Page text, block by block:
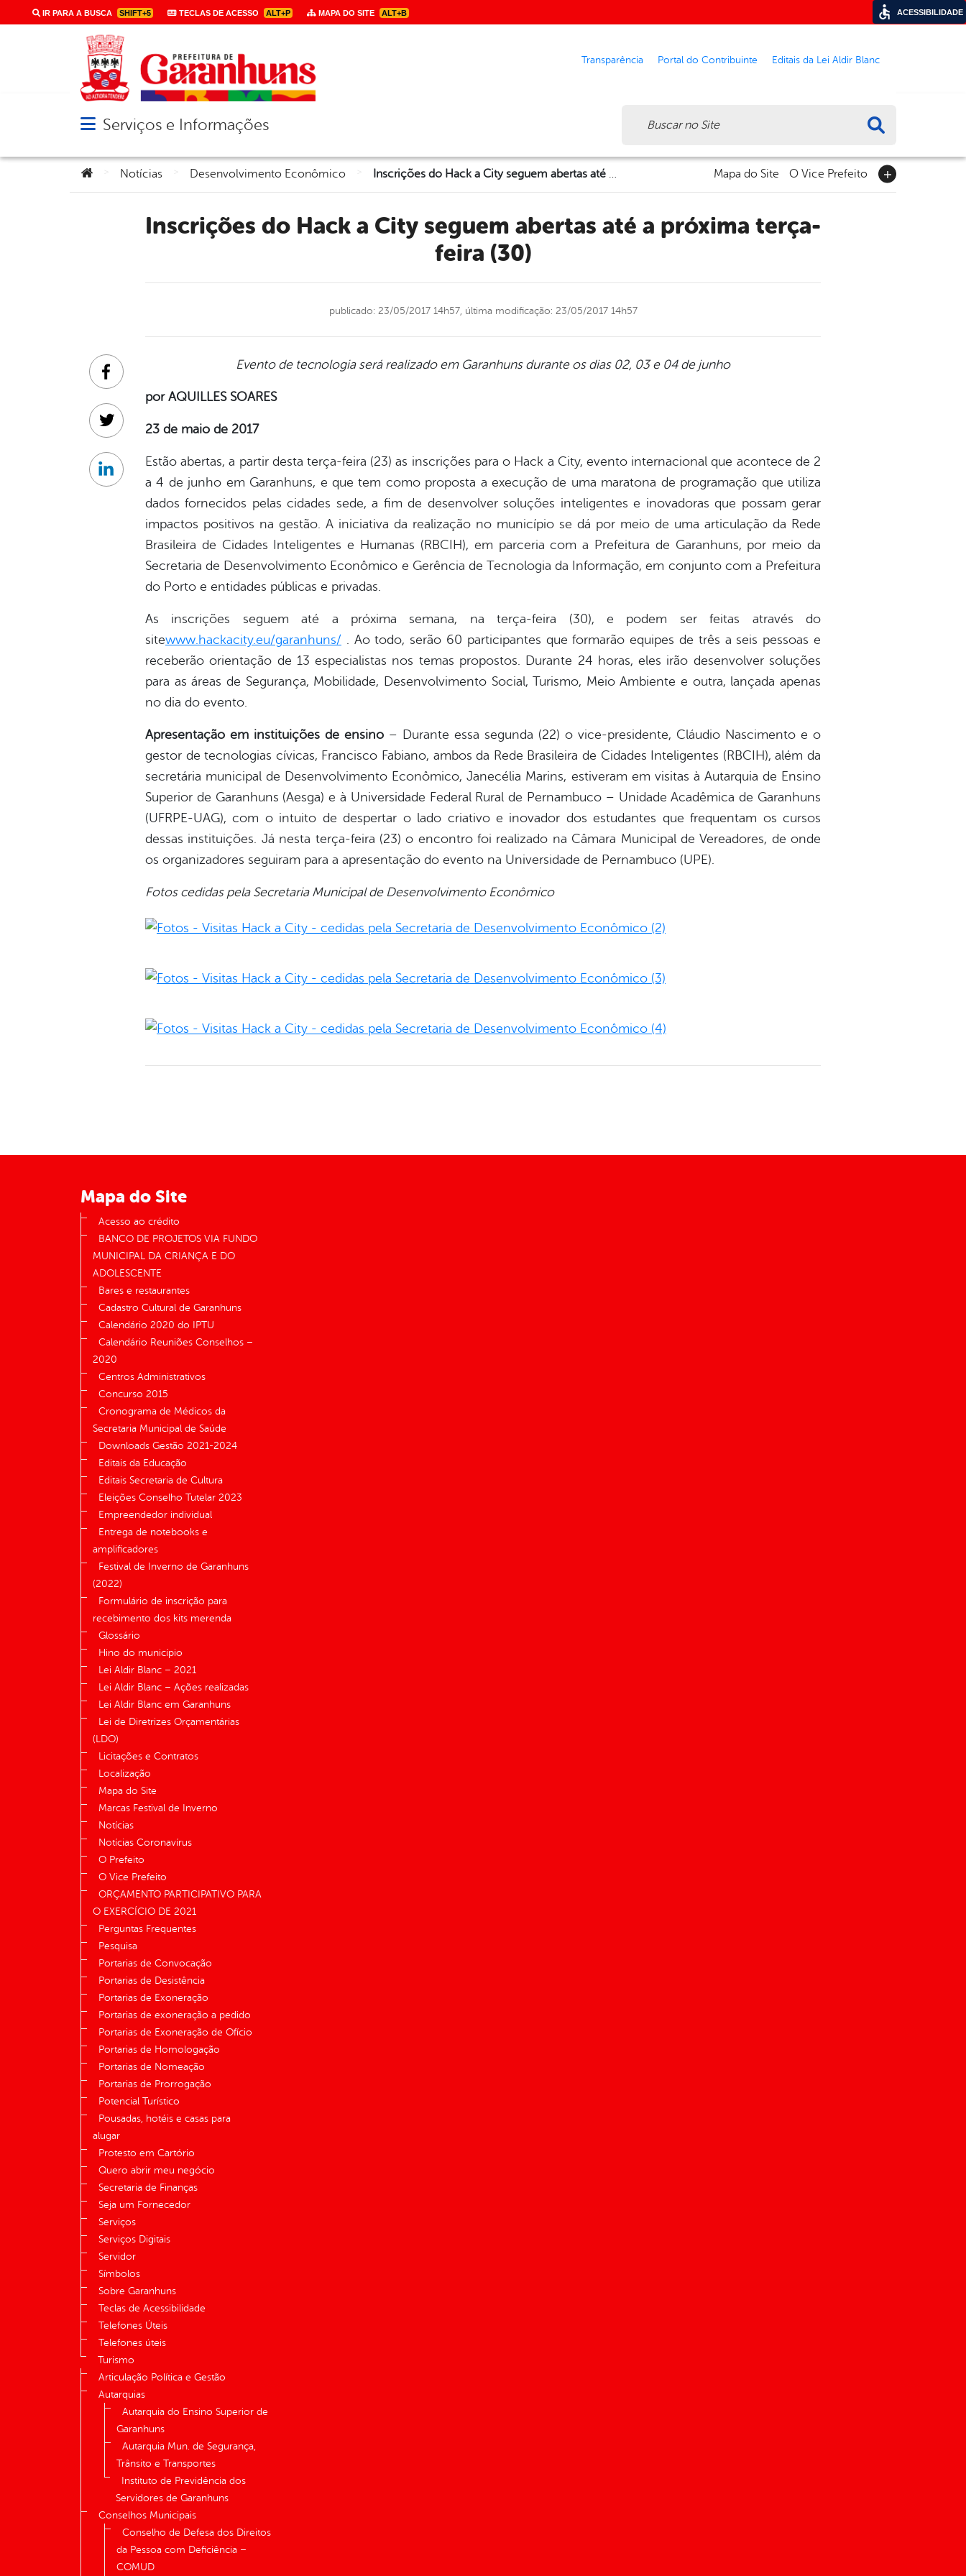
IR PARA A BUSCA SHIFT+5 TECLAS DE ACESSO ALT+P MAPA DO SITE ALT+B
Transparência Portal do Contribuinte Editais da Lei Aldir Blanc
Abrir menu principal de navegação
Serviços e Informações
Você está aqui:
Notícias Desenvolvimento Econômico Inscrições do Hack a City seguem abertas até a próxima terça-feira (30) Mapa do Site O Vice Prefeito
Inscrições do Hack a City seguem abertas até a próxima terça-
feira (30)
publicado: 23/05/2017 14h57, última modificação: 23/05/2017 14h57
Evento de tecnologia será realizado em Garanhuns durante os dias 02, 03 e 04 de junho
por AQUILLES SOARES
23 de maio de 2017
Estão abertas, a partir desta terça-feira (23) as inscrições para o Hack a City, evento internacional que acontece de 2
a 4 de junho em Garanhuns, e que tem como proposta a execução de uma maratona de programação que utiliza
dados fornecidos pelas cidades sede, a fim de desenvolver soluções inteligentes e inovadoras que possam gerar
impactos positivos na gestão. A iniciativa da realização no município se dá por meio de uma articulação da Rede
Brasileira de Cidades Inteligentes e Humanas (RBCIH), em parceria com a Prefeitura de Garanhuns, por meio da
Secretaria de Desenvolvimento Econômico e Gerência de Tecnologia da Informação, em conjunto com a Prefeitura
do Porto e entidades públicas e privadas.
As inscrições seguem até a próxima semana, na terça-feira (30), e podem ser feitas através do
sitewww.hackacity.eu/garanhuns/ . Ao todo, serão 60 participantes que formarão equipes de três a seis pessoas e
receberão orientação de 13 especialistas nos temas propostos. Durante 24 horas, eles irão desenvolver soluções
para as áreas de Segurança, Mobilidade, Desenvolvimento Social, Turismo, Meio Ambiente e outra, lançada apenas
no dia do evento.
Apresentação em instituições de ensino – Durante essa segunda (22) o vice-presidente, Cláudio Nascimento e o
gestor de tecnologias cívicas, Francisco Fabiano, ambos da Rede Brasileira de Cidades Inteligentes (RBCIH), além da
secretária municipal de Desenvolvimento Econômico, Janecélia Marins, estiveram em visitas à Autarquia de Ensino
Superior de Garanhuns (Aesga) e à Universidade Federal Rural de Pernambuco – Unidade Acadêmica de Garanhuns
(UFRPE-UAG), com o intuito de despertar o lado criativo e inovador dos estudantes que frequentam os cursos
dessas instituições. Já nesta terça-feira (23) o encontro foi realizado na Câmara Municipal de Vereadores, de onde
os organizadores seguiram para a apresentação do evento na Universidade de Pernambuco (UPE).
Fotos cedidas pela Secretaria Municipal de Desenvolvimento Econômico
Facebook
Twitter
Linkedin
Mapa do Site
Acesso ao crédito
BANCO DE PROJETOS VIA FUNDO
MUNICIPAL DA CRIANÇA E DO
ADOLESCENTE
Bares e restaurantes
Cadastro Cultural de Garanhuns
Calendário 2020 do IPTU
Calendário Reuniões Conselhos –
2020
Centros Administrativos
Concurso 2015
Cronograma de Médicos da
Secretaria Municipal de Saúde
Downloads Gestão 2021-2024
Editais da Educação
Editais Secretaria de Cultura
Eleições Conselho Tutelar 2023
Empreendedor individual
Entrega de notebooks e
amplificadores
Festival de Inverno de Garanhuns
(2022)
Formulário de inscrição para
recebimento dos kits merenda
Glossário
Hino do município
Lei Aldir Blanc – 2021
Lei Aldir Blanc – Ações realizadas
Lei Aldir Blanc em Garanhuns
Lei de Diretrizes Orçamentárias
(LDO)
Licitações e Contratos
Localização
Mapa do Site
Marcas Festival de Inverno
Notícias
Notícias Coronavírus
O Prefeito
O Vice Prefeito
ORÇAMENTO PARTICIPATIVO PARA
O EXERCÍCIO DE 2021
Perguntas Frequentes
Pesquisa
Portarias de Convocação
Portarias de Desistência
Portarias de Exoneração
Portarias de exoneração a pedido
Portarias de Exoneração de Ofício
Portarias de Homologação
Portarias de Nomeação
Portarias de Prorrogação
Potencial Turístico
Pousadas, hotéis e casas para
alugar
Protesto em Cartório
Quero abrir meu negócio
Secretaria de Finanças
Seja um Fornecedor
Serviços
Serviços Digitais
Servidor
Símbolos
Sobre Garanhuns
Teclas de Acessibilidade
Telefones Úteis
Telefones úteis
Turismo
Articulação Política e Gestão
Autarquias
Autarquia do Ensino Superior de
Garanhuns
Autarquia Mun. de Segurança,
Trânsito e Transportes
Instituto de Previdência dos
Servidores de Garanhuns
Conselhos Municipais
Conselho de Defesa dos Direitos
da Pessoa com Deficiência –
COMUD
ACESSIBILIDADE